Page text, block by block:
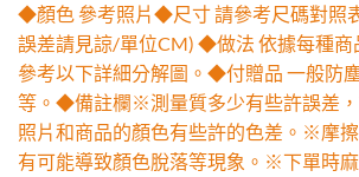
◆顏色 參考照片◆尺寸 請參考尺碼對照
誤差請見諒/單位CM) ◆做法 依據每種商
參考以下詳細分解圖。◆付贈品 一般防
等。◆備註欄※測量質多少有些許誤差
照片和商品的顏色有些許的色差。※摩
有可能導致顏色脫落等現象。※下單時